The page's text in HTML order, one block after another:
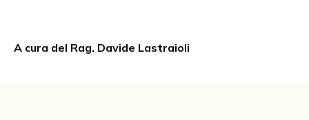
A cura del Rag. Davide Lastraioli